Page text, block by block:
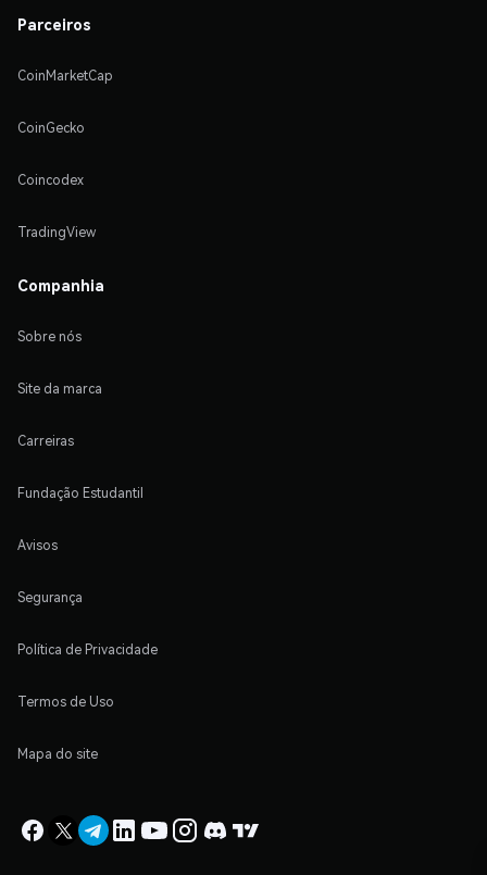
Parceiros
CoinMarketCap
CoinGecko
Coincodex
TradingView
Companhia
Sobre nós
Site da marca
Carreiras
Fundação Estudantil
Avisos
Segurança
Política de Privacidade
Termos de Uso
Mapa do site